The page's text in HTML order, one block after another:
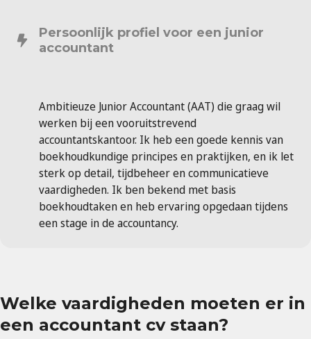
Persoonlijk profiel voor een junior
accountant
Ambitieuze Junior Accountant (AAT) die graag wil
werken bij een vooruitstrevend
accountantskantoor. Ik heb een goede kennis van
boekhoudkundige principes en praktijken, en ik let
sterk op detail, tijdbeheer en communicatieve
vaardigheden. Ik ben bekend met basis
boekhoudtaken en heb ervaring opgedaan tijdens
een stage in de accountancy.
Welke vaardigheden moeten er in
een accountant cv staan?